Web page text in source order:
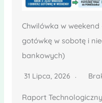
Chwilówka w
gotówkę w sobotę i
bankowych)
31 Lipca, 2026
Raport